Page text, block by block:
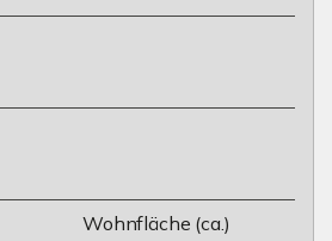
Wohnfläche (ca.)